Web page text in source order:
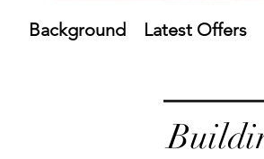
Background Latest Offers